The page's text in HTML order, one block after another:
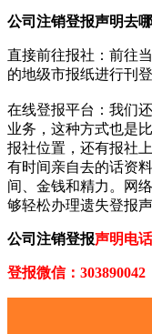
公司注销登报声明去
直接前往报社‌：‌前往
的地级市报纸进行刊登
在线登报平台‌：‌我们
业务，这种方式也是
报社位置，还有报社
有时间亲自去的话资
间、金钱和精力。网
够轻松办理遗失登报声
公司注销登报声明电
登报微信：303890042